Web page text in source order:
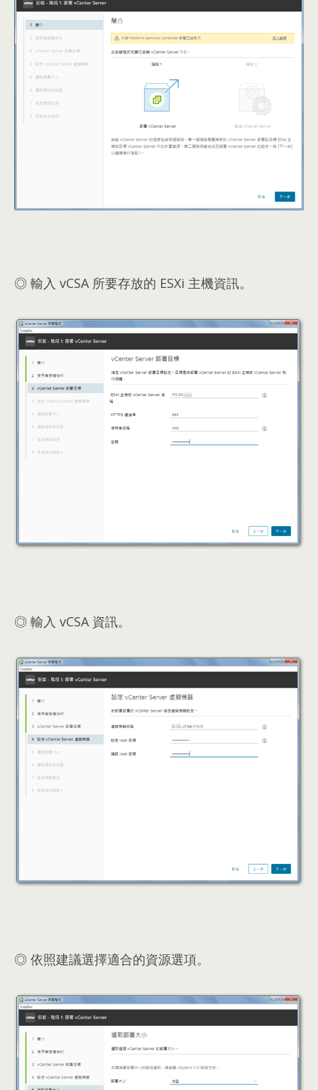
◎ 輸入 vCSA 所要存放的 ESXi 主機資訊。
◎ 輸入 vCSA 資訊。
◎ 依照建議選擇適合的資源選項。